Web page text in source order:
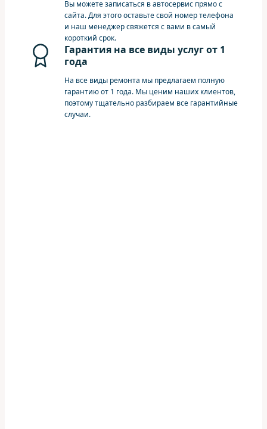
Вы можете записаться в автосервис прямо с
сайта. Для этого оставьте свой номер телефона
и наш менеджер свяжется с вами в самый
короткий срок.
Гарантия на все виды услуг от 1
года
На все виды ремонта мы предлагаем полную
гарантию от 1 года. Мы ценим наших клиентов,
поэтому тщательно разбираем все гарантийные
случаи.